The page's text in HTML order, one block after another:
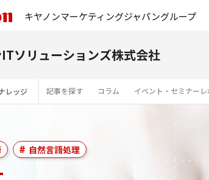
キヤノンマーケティングジャパングループ
ソリューションズ株式会社
レッジ 記事を探す コラム イベント・セミナーレ
自然言語処理